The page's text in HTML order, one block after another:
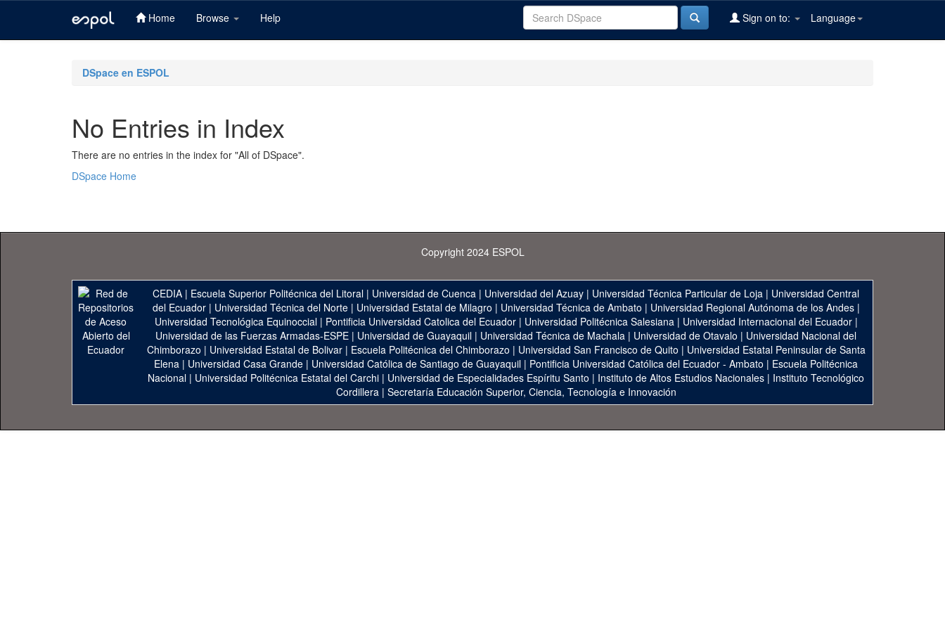
Home Browse Help Language
Sign on to:
DSpace en ESPOL
No Entries in Index
There are no entries in the index for "All of DSpace".
DSpace Home
Copyright 2024 ESPOL
CEDIA | Escuela Superior Politécnica del Litoral | Universidad de Cuenca | Universidad del Azuay | Universidad Técnica Particular de Loja | Universidad Central
del Ecuador| Universidad Técnica del Norte| Universidad Estatal de Milagro | Universidad Técnica de Ambato | Universidad Regional Autónoma de los Andes|
Universidad Tecnológica Equinoccial| Pontificia Universidad Catolica del Ecuador| Universidad Politécnica Salesiana| Universidad Internacional del Ecuador|
Universidad de las Fuerzas Armadas-ESPE | Universidad de Guayaquil | Universidad Técnica de Machala | Universidad de Otavalo | Universidad Nacional del
Chimborazo | Universidad Estatal de Bolivar| Escuela Politécnica del Chimborazo | Universidad San Francisco de Quito | Universidad Estatal Peninsular de Santa
Elena | Universidad Casa Grande | Universidad Católica de Santiago de Guayaquil | Pontificia Universidad Católica del Ecuador - Ambato | Escuela Politécnica
Nacional | Universidad Politécnica Estatal del Carchi | Universidad de Especialidades Espíritu Santo | Instituto de Altos Estudios Nacionales | Instituto Tecnológico
Cordillera| Secretaría Educación Superior, Ciencia, Tecnología e Innovación